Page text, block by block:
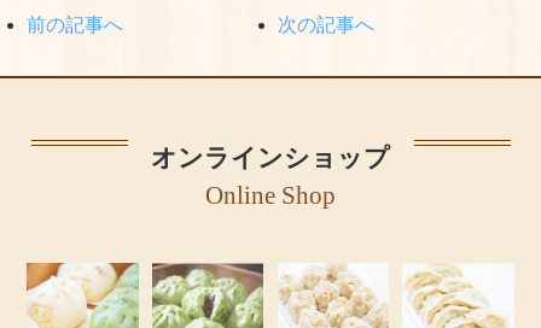
前の記事へ 次の記事へ
オンラインショップ
Online Shop